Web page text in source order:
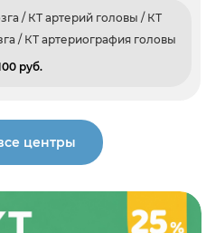
/ КТ артерий головы / КТ
/ КТ артериография головы
pуб.
центры